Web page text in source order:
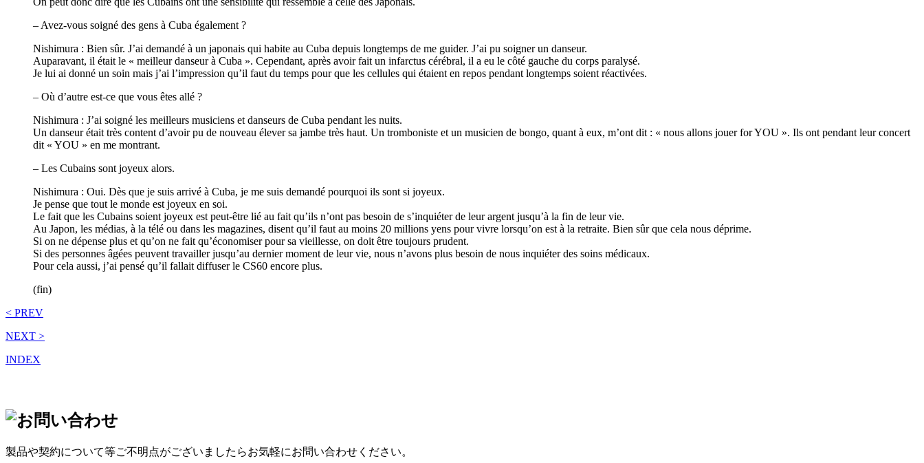
– Avez-vous soigné des gens à Cuba également ?
Nishimura : Bien sûr. J’ai demandé à un japonais qui habite au Cuba depuis longtemps de me guider. J’ai pu soigner un danseur.
Auparavant, il était le « meilleur danseur à Cuba ». Cependant, après avoir fait un infarctus cérébral, il a eu le côté gauche du corps paralysé.
Je lui ai donné un soin mais j’ai l’impression qu’il faut du temps pour que les cellules qui étaient en repos pendant longtemps soient réactivées.
– Où d’autre est-ce que vous êtes allé ?
Nishimura : J’ai soigné les meilleurs musiciens et danseurs de Cuba pendant les nuits.
Un danseur était très content d’avoir pu de nouveau élever sa jambe très haut. Un tromboniste et un musicien de bongo, quant à eux, m’ont dit : « nous allons jouer for YOU ». Ils ont pendant leur concert
dit « YOU » en me montrant.
– Les Cubains sont joyeux alors.
Nishimura : Oui. Dès que je suis arrivé à Cuba, je me suis demandé pourquoi ils sont si joyeux.
Je pense que tout le monde est joyeux en soi.
Le fait que les Cubains soient joyeux est peut-être lié au fait qu’ils n’ont pas besoin de s’inquiéter de leur argent jusqu’à la fin de leur vie.
Au Japon, les médias, à la télé ou dans les magazines, disent qu’il faut au moins 20 millions yens pour vivre lorsqu’on est à la retraite. Bien sûr que cela nous déprime.
Si on ne dépense plus et qu’on ne fait qu’économiser pour sa vieillesse, on doit être toujours prudent.
Si des personnes âgées peuvent travailler jusqu’au dernier moment de leur vie, nous n’avons plus besoin de nous inquiéter des soins médicaux.
Pour cela aussi, j’ai pensé qu’il fallait diffuser le CS60 encore plus.
(fin)
< PREV
NEXT >
INDEX
製品や契約について等ご不明点がございましたらお気軽にお問い合わせください。